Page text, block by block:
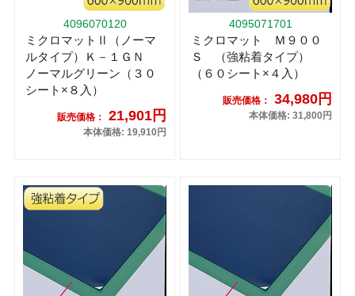
4096070120
ミクロマットⅡ（ノーマ
ルタイプ）Ｋ－１ＧＮ
ノーマルグリーン（３０
シート×８入）
販売価格： 21,901円
本体価格: 19,910円
4095071701
ミクロマット Ｍ９００
Ｓ （強粘着タイプ）
（６０シート×４入）
販売価格： 34,980円
本体価格: 31,800円